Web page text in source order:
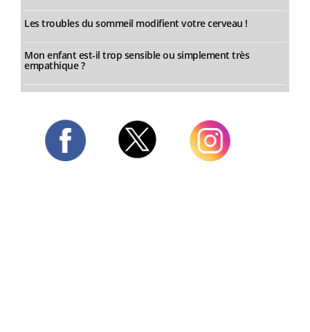
Les troubles du sommeil modifient votre cerveau !
Mon enfant est-il trop sensible ou simplement très
empathique ?